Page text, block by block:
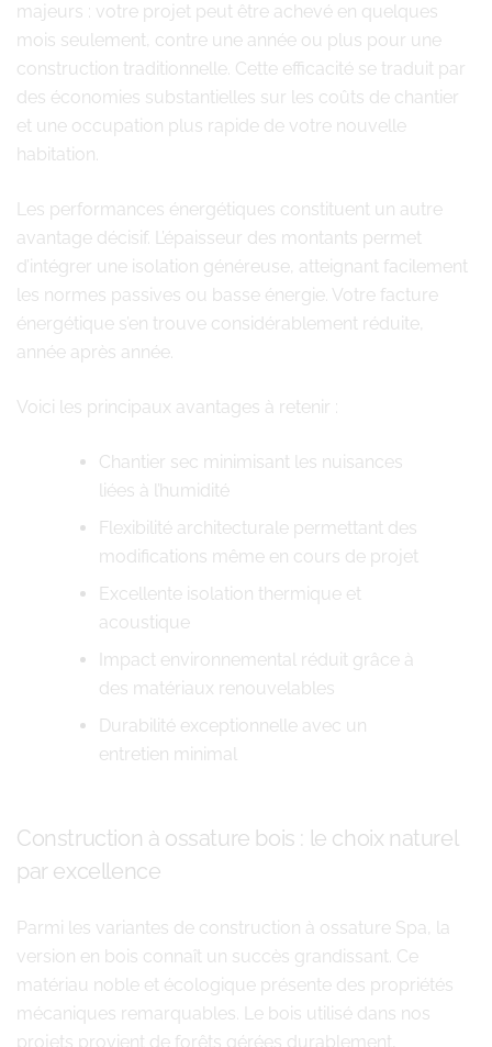
majeurs : votre projet peut être achevé en quelques
mois seulement, contre une année ou plus pour une
construction traditionnelle. Cette efficacité se traduit par
des économies substantielles sur les coûts de chantier
et une occupation plus rapide de votre nouvelle
habitation.
Les performances énergétiques constituent un autre
avantage décisif. L’épaisseur des montants permet
d’intégrer une isolation généreuse, atteignant facilement
les normes passives ou basse énergie. Votre facture
énergétique s’en trouve considérablement réduite,
année après année.
Voici les principaux avantages à retenir :
Chantier sec minimisant les nuisances
liées à l’humidité
Flexibilité architecturale permettant des
modifications même en cours de projet
Excellente isolation thermique et
acoustique
Impact environnemental réduit grâce à
des matériaux renouvelables
Durabilité exceptionnelle avec un
entretien minimal
Construction à ossature bois : le choix naturel
par excellence
Parmi les variantes de construction à ossature Spa, la
version en bois connaît un succès grandissant. Ce
matériau noble et écologique présente des propriétés
mécaniques remarquables. Le bois utilisé dans nos
projets provient de forêts gérées durablement,